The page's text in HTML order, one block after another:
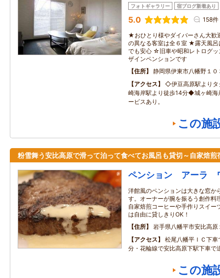
フォトギャラリー 宿ブログ新着あり
5.0 158件
★おひとり様やダイバーさん大
の異なる客室は全６室 ★露天風呂
でも安心 ☆旧車や昭和レトログッ
ザインペンションです
住所
静岡県伊東市八幡野１０
アクセス
◇伊豆高原駅より
崎海岸駅より徒歩14分◆城ヶ崎海
ービスあり。
この施
粉雪舞う安比高原で滑って泊って食べてお風呂も貸切～自家焙煎
ペンション アーラ
洋館風のペンションは大きな窓か
す。オーナーが腕を振るう創作料
自家焙煎コーヒーや手作りスイー
は自由に貸しきりOK！
住所
岩手県八幡平市安比高原
アクセス
松尾八幡平ＩＣ下
分・花輪線で安比高原下駅下車で
この施